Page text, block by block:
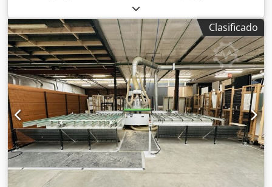
Credpfx Acszruxvj Dsf Número de husillos de perforación:
82
Clasificado